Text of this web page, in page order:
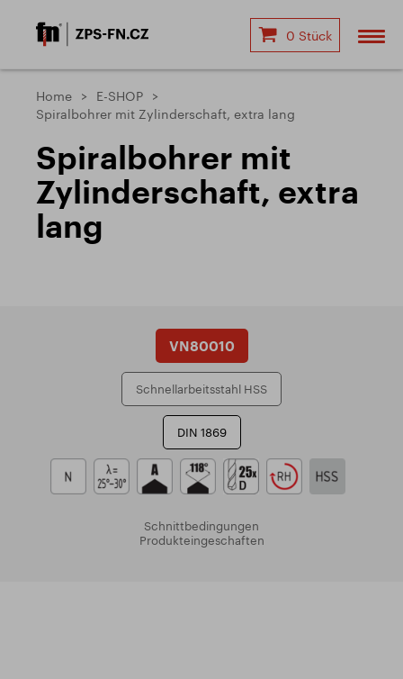
0 Stück
Home
E-SHOP
Spiralbohrer mit Zylinderschaft, extra lang
Spiralbohrer mit
Zylinderschaft, extra
lang
VN80010
Schnellarbeitsstahl HSS
DIN 1869
Schnittbedingungen
Produkteingeschaften